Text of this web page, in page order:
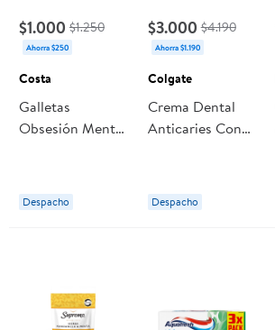
$1.000 $1.250
Ahorra $250
Costa
Galletas
Obsesión Menta
Despacho
$3.000 $4.190
Ahorra $1.190
Colgate
Crema Dental
Anticaries Con
Triple Acción
Menta
Despacho